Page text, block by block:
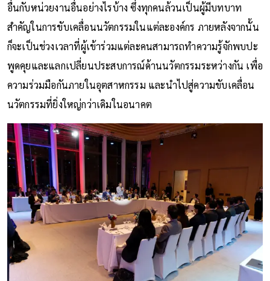
อื่นกับหน่วยงานอื่นอย่างไรบ้าง ซึ่งทุกคนล้วนเป็นผู้มีบทบาท
สำคัญในการขับเคลื่อนนวัตกรรมในแต่ละองค์กร ภายหลังจากนั้น
ก็จะเป็นช่วงเวลาที่ผู้เข้าร่วมแต่ละคนสามารถทำความรู้จักพบปะ
พูดคุยและแลกเปลี่ยนประสบการณ์ด้านนวัตกรรมระหว่างกัน เพื่อ
ความร่วมมือกันภายในอุตสาหกรรม และนำไปสู่ความขับเคลื่อน
นวัตกรรมที่ยิ่งใหญ่กว่าเดิมในอนาคต